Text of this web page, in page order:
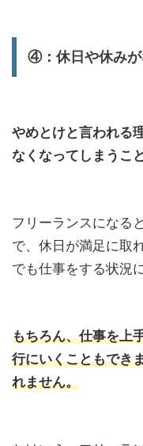
④：休日や休みが
やめとけと言われる
なくなってしまうこ
フリーランスになる
で、休日が満足に取
でも仕事をする状況
もちろん、仕事を上
行にいくこともでき
れません。